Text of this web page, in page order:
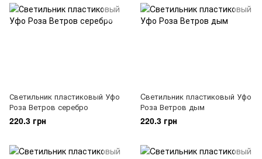
Светильник пластиковый Уфо
Роза Ветров серебро
220.3 грн
Cветильник пластиковый Уфо
Роза Ветров дым
220.3 грн